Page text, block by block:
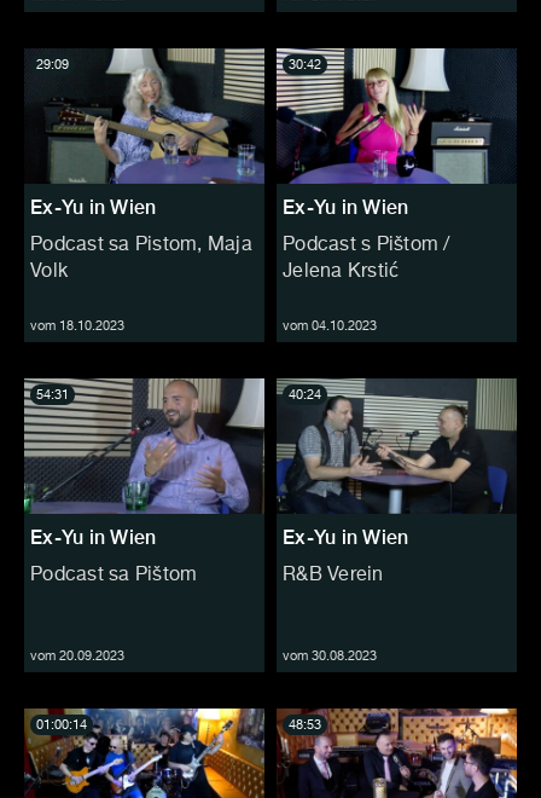
Ex-Yu in Wien
Podcast sa Pistom, Maja
Volk
vom 18.10.2023
29:09
Ex-Yu in Wien
Podcast s Pištom /
Jelena Krstić
vom 04.10.2023
30:42
Ex-Yu in Wien
Podcast sa Pištom
vom 20.09.2023
54:31
Ex-Yu in Wien
R&B Verein
vom 30.08.2023
40:24
01:00:14 48:53